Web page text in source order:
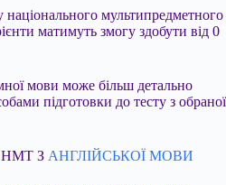
національного мультипредметного
матимуть змогу здобути від 0
мови може більш детально
підготовки до тесту з обраної
З АНГЛІЙСЬКОЇ МОВИ